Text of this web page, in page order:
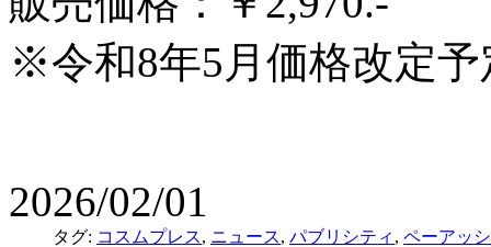
※令和8年5月価格改定予
2026/02/01
タグ: コスムプレス, ニュース, パブリシティ , ペーアッ